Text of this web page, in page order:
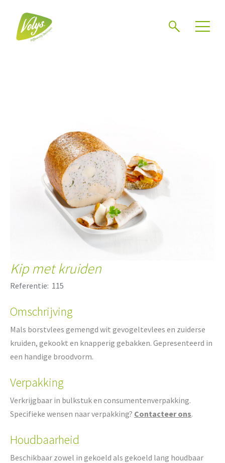
Kip met kruiden
Referentie: 115
Omschrijving
Mals borstvlees gemengd wit gevogeltevlees en zuiderse
kruiden, gekookt en knapperig gebakken. Gepresenteerd in
een handige broodvorm.
Verpakking
Verkrijgbaar in bulkstuk en consumentenverpakking.
Specifieke wensen naar verpakking? Contacteer ons.
Houdbaarheid
Beschikbaar zowel in gekoeld als gekoeld lang houdbaar